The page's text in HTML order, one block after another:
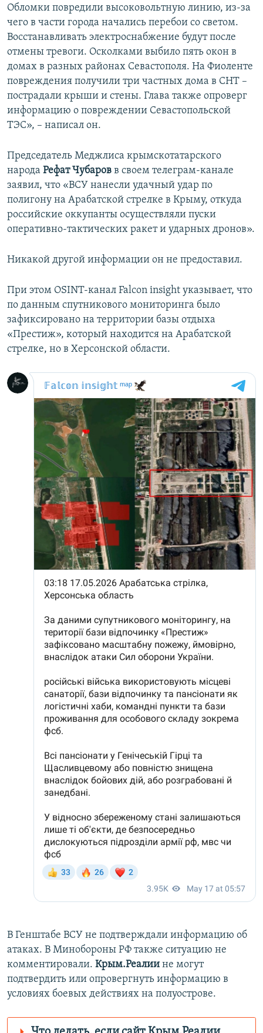
Обломки повредили высоковольтную линию, из-за
чего в части города начались перебои со светом.
Восстанавливать электроснабжение будут после
отмены тревоги. Осколками выбило пять окон в
домах в разных районах Севастополя. На Фиоленте
повреждения получили три частных дома в СНТ –
пострадали крыши и стены. Глава также опроверг
информацию о повреждении Севастопольской
ТЭС», – написал он.
Председатель Меджлиса крымскотатарского
народа Рефат Чубаров в своем телеграм-канале
заявил, что «ВСУ нанесли удачный удар по
полигону на Арабатской стрелке в Крыму, откуда
российские оккупанты осуществляли пуски
оперативно-тактических ракет и ударных дронов».
Никакой другой информации он не предоставил.
При этом OSINT-канал Falcon insight указывает, что
по данным спутникового мониторинга было
зафиксировано на территории базы отдыха
«Престиж», который находится на Арабатской
стрелке, но в Херсонской области.
В Генштабе ВСУ не подтверждали информацию об
атаках. В Минобороны РФ также ситуацию не
комментировали. Крым.Реалии не могут
подтвердить или опровергнуть информацию в
условиях боевых действиях на полуострове.